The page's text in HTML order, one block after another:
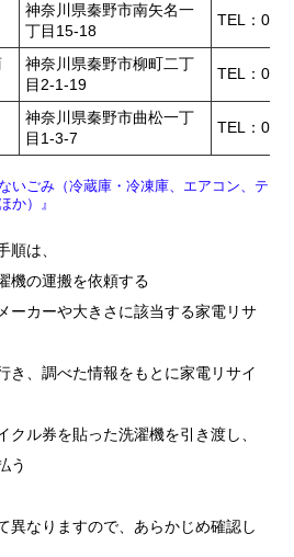
神奈川県秦野市南矢名一
丁目15-18
TEL：
神奈川県秦野市柳町二丁
目2-1-19
TEL：
神奈川県秦野市曲松一丁
目1-3-7
TEL：
いごみ（冷蔵庫・冷凍庫、エアコン、テ
か）』
順は、
機の運搬を依頼する
ーカーや大きさに該当する家電リサ
き、調べた情報をもとに家電リサイ
クル券を貼った洗濯機を引き渡し、
う
異なりますので、あらかじめ確認し